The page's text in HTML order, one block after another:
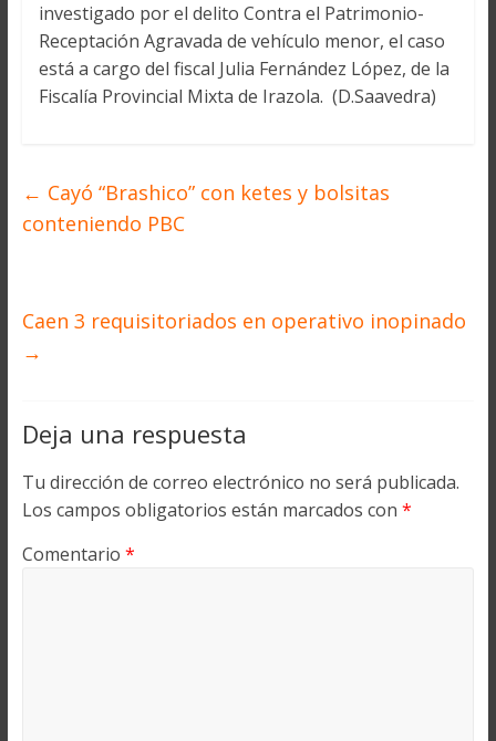
investigado por el delito Contra el Patrimonio-
Receptación Agravada de vehículo menor, el caso
está a cargo del fiscal Julia Fernández López, de la
Fiscalía Provincial Mixta de Irazola. (D.Saavedra)
← Cayó “Brashico” con ketes y bolsitas
conteniendo PBC
Caen 3 requisitoriados en operativo inopinado
→
Deja una respuesta
Tu dirección de correo electrónico no será publicada.
Los campos obligatorios están marcados con *
Comentario *